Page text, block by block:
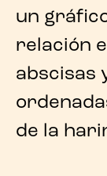
un
relación
abscisas
de la